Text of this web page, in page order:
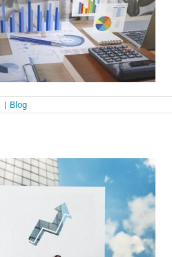
| Blog